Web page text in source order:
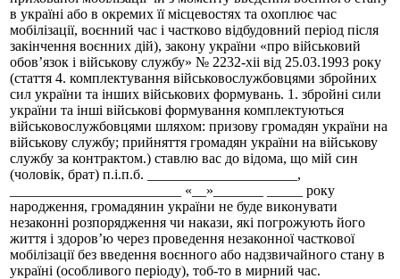
в україні або в окремих її місцевостях та охоплює час
мобілізації, воєнний час і частково відбудовний період після
закінчення воєнних дій), закону україни «про військовий
обов’язок і військову службу» № 2232-xii від 25.03.1993 року
(стаття 4. комплектування військовослужбовцями збройних
сил україни та інших військових формувань. 1. збройні сили
україни та інші військові формування комплектуються
військовослужбовцями шляхом: призову громадян україни на
військову службу; прийняття громадян україни на військову
службу за контрактом.) ставлю вас до відома, що мій син
(чоловік, брат) п.і.п.б. _____________________,
________________________ «__»_______ _____ року
народження, громадянин україни не буде виконувати
незаконні розпорядження чи накази, які погрожують його
життя і здоров’ю через проведення незаконної часткової
мобілізації без введення воєнного або надзвичайного стану в
україні (особливого періоду), тоб-то в мирний час.